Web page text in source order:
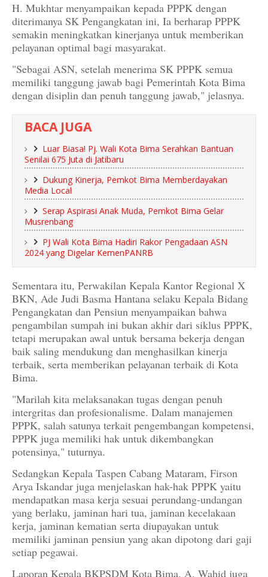
H. Mukhtar menyampaikan kepada PPPK dengan
diterimanya SK Pengangkatan ini, Ia berharap PPPK
semakin meningkatkan kinerjanya untuk memberikan
pelayanan optimal bagi masyarakat.
"Sebagai ASN, setelah menerima SK PPPK semua
memiliki tanggung jawab bagi Pemerintah Kota Bima
dengan disiplin dan penuh tanggung jawab," jelasnya.
BACA JUGA
Luar Biasa! Pj. Wali Kota Bima Serahkan Bantuan
Senilai 675 Juta di Jatibaru
Dukung Kinerja, Pemkot Bima Memberdayakan
Media Local
Serap Aspirasi Anak Muda, Pemkot Bima Gelar
Musrenbang
PJ Wali Kota Bima Hadiri Rakor Pengadaan ASN
2024 yang Digelar KemenPANRB
Sementara itu, Perwakilan Kepala Kantor Regional X
BKN, Ade Judi Basma Hantana selaku Kepala Bidang
Pengangkatan dan Pensiun menyampaikan bahwa
pengambilan sumpah ini bukan akhir dari siklus PPPK,
tetapi merupakan awal untuk bersama bekerja dengan
baik saling mendukung dan menghasilkan kinerja
terbaik, serta memberikan pelayanan terbaik di Kota
Bima.
"Marilah kita melaksanakan tugas dengan penuh
intergritas dan profesionalisme. Dalam manajemen
PPPK, salah satunya terkait pengembangan kompetensi,
PPPK juga memiliki hak untuk dikembangkan
potensinya," tuturnya.
Sedangkan Kepala Taspen Cabang Mataram, Firson
Arya Iskandar juga menjelaskan hak-hak PPPK yaitu
mendapatkan masa kerja sesuai perundang-undangan
yang berlaku, jaminan hari tua, jaminan kecelakaan
kerja, jaminan kematian serta diupayakan untuk
memiliki jaminan pensiun yang akan dipotong dari gaji
setiap pegawai.
Laporan Kepala BKPSDM Kota Bima, A. Wahid juga